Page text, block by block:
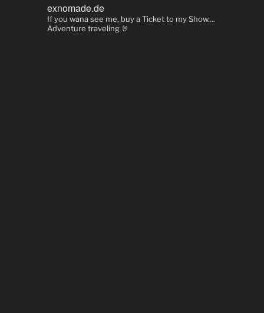
exnomade.de
If you wana see me, buy a Ticket to my Show....
Adventure traveling 🤘